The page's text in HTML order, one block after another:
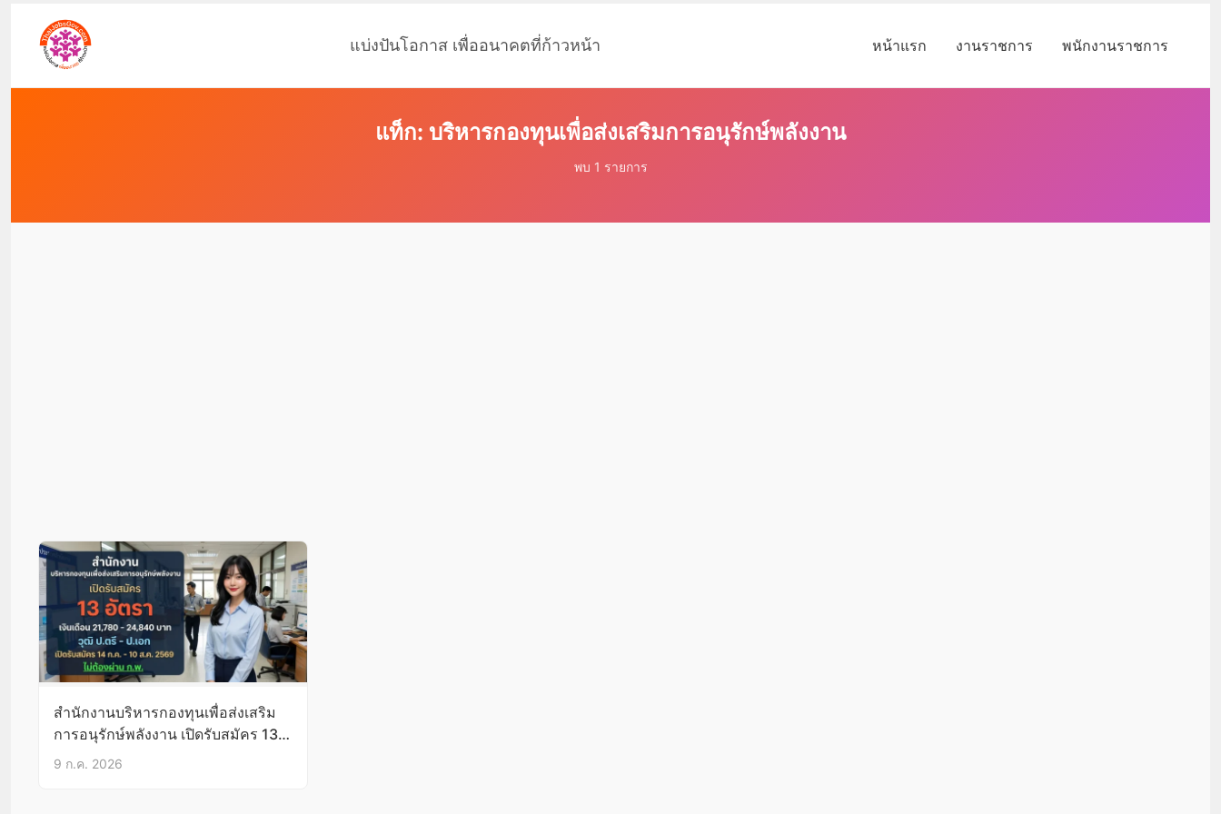
แบ่งปันโอกาส เพื่ออนาคตที่ก้าวหน้า หน้าแรก งานราชการ พนักงานราชการ
แท็ก: บริหารกองทุนเพื่อส่งเสริมการอนุรักษ์พลังงาน
พบ 1 รายการ
สำนักงานบริหารกองทุนเพื่อส่งเสริม
การอนุรักษ์พลังงาน เปิดรับสมัคร 13
อัตรา
9 ก.ค. 2026